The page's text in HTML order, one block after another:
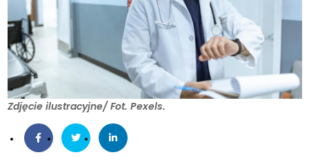
Zdjęcie ilustracyjne/ Fot. Pexels.